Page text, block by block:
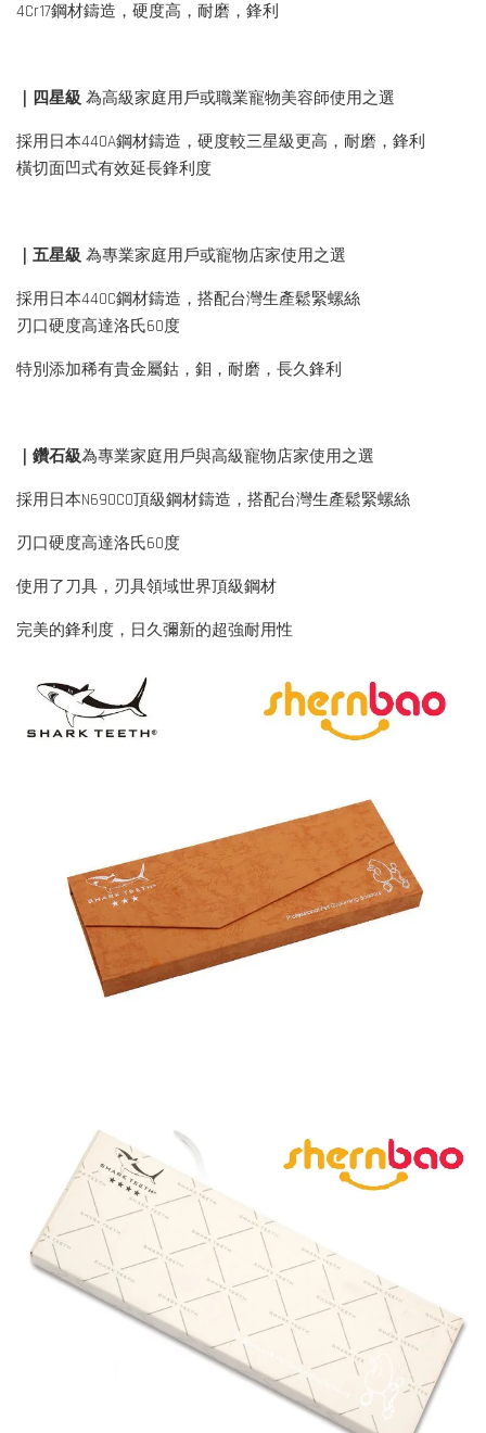
4Cr17鋼材鑄造，硬度高，耐磨，鋒利
｜四星級 為高級家庭用戶或職業寵物美容師使用之選
採用日本440A鋼材鑄造，硬度較三星級更高，耐磨，鋒利
橫切面凹式有效延長鋒利度
｜五星級 為專業家庭用戶或寵物店家使用之選
採用日本440C鋼材鑄造，搭配台灣生產鬆緊螺絲
刃口硬度高達洛氏60度
特別添加稀有貴金屬鈷，鉬，耐磨，長久鋒利
｜鑽石級為專業家庭用戶與高級寵物店家使用之選
採用日本N690CO頂級鋼材鑄造，搭配台灣生產鬆緊螺絲
刃口硬度高達洛氏60度
使用了刀具，刃具領域世界頂級鋼材
完美的鋒利度，日久彌新的超強耐用性